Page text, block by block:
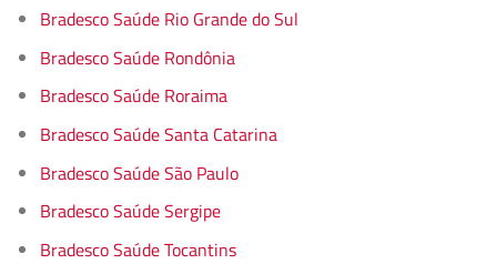
Bradesco Saúde Rio Grande do Sul
Bradesco Saúde Rondônia
Bradesco Saúde Roraima
Bradesco Saúde Santa Catarina
Bradesco Saúde São Paulo
Bradesco Saúde Sergipe
Bradesco Saúde Tocantins